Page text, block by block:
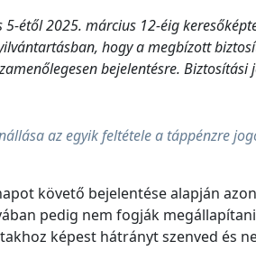
étől 2025. március 12-éig
hogy a megbízott
bejelentésre.
az egyik feltétele a táppénzre
követő bejelentése alapján
pedig nem fogják
képest hátrányt szenved és